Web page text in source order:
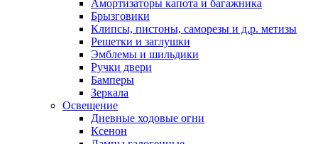
Амортизаторы капота и багажника
Брызговики
Клипсы, пистоны, саморезы и д.р. метизы
Решетки и заглушки
Эмблемы и шильдики
Ручки двери
Бамперы
Зеркала
Освещение
Дневные ходовые огни
Ксенон